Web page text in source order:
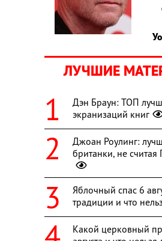
ЛУЧШИЕ
Дэн Браун: ТОП
экранизаций книг
Джоан Роулинг:
британки, не считая
Яблочный спас 6
традиции и что
Какой церковный